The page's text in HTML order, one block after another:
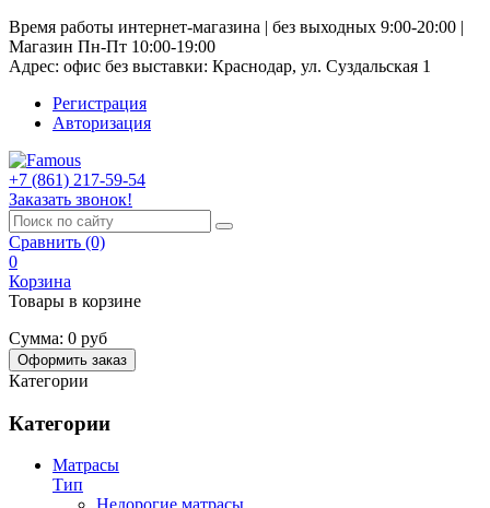
Время работы интернет-магазина | без выходных 9:00-20:00 |
Магазин Пн-Пт 10:00-19:00
Адрес: офис без выставки: Краснодар, ул. Суздальская 1
Регистрация
Авторизация
+7 (861) 217-59-54
Заказать звонок!
Сравнить (0)
0
Корзина
Товары в корзине
Сумма: 0 руб
Оформить заказ
Категории
Категории
Матрасы
Тип